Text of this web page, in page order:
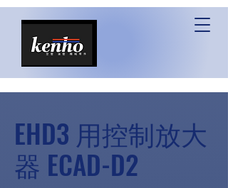
EHD3 用控制放大
器 ECAD-D2